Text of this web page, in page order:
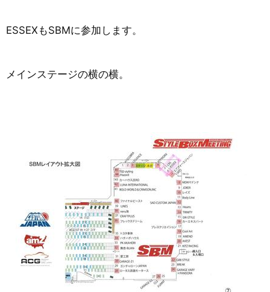
ESSEXもSBMに参加します。
メインステージの横の横。